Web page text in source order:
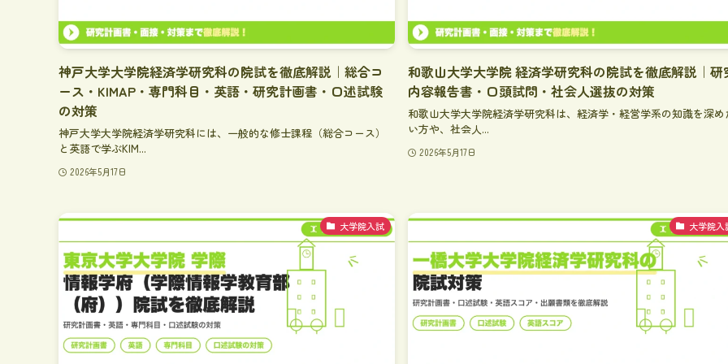
神戸大学大学院経済学研究科の院試を徹底解説｜総合コ
ース・KIMAP・専門科目・英語・研究計画書・口述試験
の対策
神戸大学大学院経済学研究科には、一般的な修士課程（総合コース）
と英語で学ぶKIM...
2026年5月17日
和歌山大学大学院 経済学研究科の院試を徹底解説｜研
内容報告書・口頭試問・社会人選抜の対策
和歌山大学大学院経済学研究科は、経済学・経営学系の知識を深め
い方や、社会人...
2026年5月17日
大学院入試 大学院入